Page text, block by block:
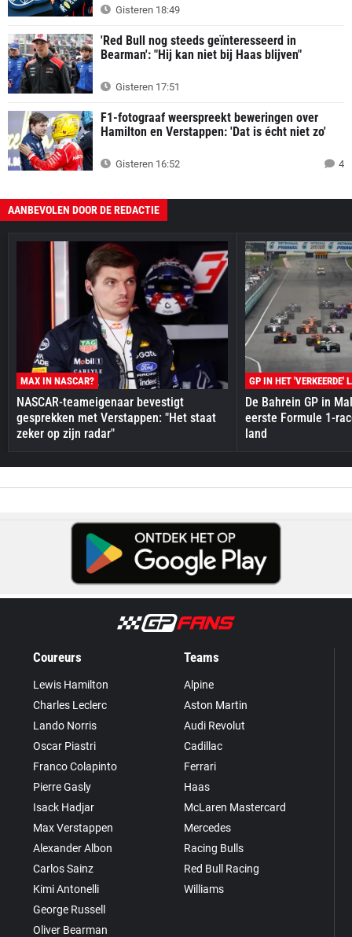
Gisteren 18:49
'Red Bull nog steeds geïnteresseerd in
Bearman': "Hij kan niet bij Haas blijven"
Gisteren 17:51
F1-fotograaf weerspreekt beweringen over
Hamilton en Verstappen: 'Dat is écht niet zo'
Gisteren 16:52 4
AANBEVOLEN DOOR DE REDACTIE
MAX IN NASCAR?
NASCAR-teameigenaar bevestigt
gesprekken met Verstappen: "Het staat
zeker op zijn radar"
GP IN HET 'VERKEERDE'
De Bahrein GP in
eerste Formule 1-
land
Coureurs
Lewis Hamilton
Charles Leclerc
Lando Norris
Oscar Piastri
Franco Colapinto
Pierre Gasly
Isack Hadjar
Max Verstappen
Alexander Albon
Carlos Sainz
Kimi Antonelli
George Russell
Oliver Bearman
Teams
Alpine
Aston Martin
Audi Revolut
Cadillac
Ferrari
Haas
McLaren Mastercard
Mercedes
Racing Bulls
Red Bull Racing
Williams